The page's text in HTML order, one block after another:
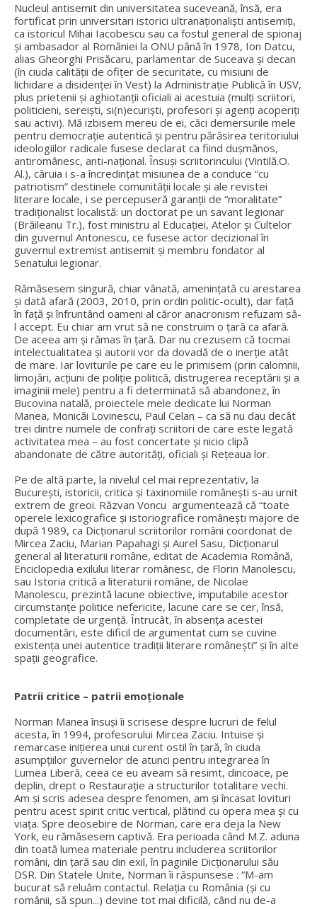
Nucleul antisemit din universitatea suceveană, însă, era
fortificat prin universitari istorici ultranaționaliști antisemiți,
ca istoricul Mihai Iacobescu sau ca fostul general de spionaj
și ambasador al României la ONU până în 1978, Ion Datcu,
alias Gheorghi Prisăcaru, parlamentar de Suceava și decan
(în ciuda calității de ofițer de securitate, cu misiuni de
lichidare a disidenței în Vest) la Administrație Publică în USV,
plus prietenii și aghiotanții oficiali ai acestuia (mulți scriitori,
politicieni, sereiști, si(n)ecuriști, profesori și agenți acoperiți
sau activi). Mă izbisem mereu de ei, căci demersurile mele
pentru democrație autentică și pentru părăsirea teritoriului
ideologiilor radicale fusese declarat ca fiind dușmănos,
antiromânesc, anti-național. Însuși scriitorincului (Vintilă.O.
Al.), căruia i s-a încredințat misiunea de a conduce “cu
patriotism” destinele comunității locale și ale revistei
literare locale, i se percepuseră garanții de “moralitate”
tradiționalist localistă: un doctorat pe un savant legionar
(Brăileanu Tr.), fost ministru al Educației, Atelor și Cultelor
din guvernul Antonescu, ce fusese actor decizional în
guvernul extremist antisemit și membru fondator al
Senatului legionar.
Rămăsesem singură, chiar vânată, amenințată cu arestarea
și dată afară (2003, 2010, prin ordin politic-ocult), dar față
în față și înfruntând oameni al căror anacronism refuzam să-
l accept. Eu chiar am vrut să ne construim o țară ca afară.
De aceea am și rămas în țară. Dar nu crezusem că tocmai
intelectualitatea și autorii vor da dovadă de o inerție atât
de mare. Iar loviturile pe care eu le primisem (prin calomnii,
limojări, acțiuni de poliție politică, distrugerea receptării și a
imaginii mele) pentru a fi determinată să abandonez, în
Bucovina natală, proiectele mele dedicate lui Norman
Manea, Monicăi Lovinescu, Paul Celan – ca să nu dau decât
trei dintre numele de confrați scriitori de care este legată
activitatea mea – au fost concertate și nicio clipă
abandonate de către autorități, oficiali și Rețeaua lor.
Pe de altă parte, la nivelul cel mai reprezentativ, la
București, istoricii, critica și taxinomiile românești s-au urnit
extrem de greoi. Răzvan Voncu argumentează că “toate
operele lexicografice și istoriografice românești majore de
după 1989, ca Dicționarul scriitorilor români coordonat de
Mircea Zaciu, Marian Papahagi și Aurel Sasu, Dicționarul
general al literaturii române, editat de Academia Română,
Enciclopedia exilului literar românesc, de Florin Manolescu,
sau Istoria critică a literaturii române, de Nicolae
Manolescu, prezintă lacune obiective, imputabile acestor
circumstanțe politice nefericite, lacune care se cer, însă,
completate de urgență. Întrucât, în absența acestei
documentări, este dificil de argumentat cum se cuvine
existența unei autentice tradiții literare românești” și în alte
spații geografice.
Patrii critice – patrii emoționale
Norman Manea însuși îi scrisese despre lucruri de felul
acesta, în 1994, profesorului Mircea Zaciu. Intuise și
remarcase inițierea unui curent ostil în țară, în ciuda
asumpțiilor guvernelor de atunci pentru integrarea în
Lumea Liberă, ceea ce eu aveam să resimt, dincoace, pe
deplin, drept o Restaurație a structurilor totalitare vechi.
Am și scris adesea despre fenomen, am și încasat lovituri
pentru acest spirit critic vertical, plătind cu opera mea și cu
viața. Spre deosebire de Norman, care era deja la New
York, eu rămăsesem captivă. Era perioada când M.Z. aduna
din toată lumea materiale pentru includerea scriitorilor
români, din țară sau din exil, în paginile Dicționarului său
DSR. Din Statele Unite, Norman îi răspunsese : “M-am
bucurat să reluăm contactul. Relația cu România (și cu
românii, să spun...) devine tot mai dificilă, când nu de-a